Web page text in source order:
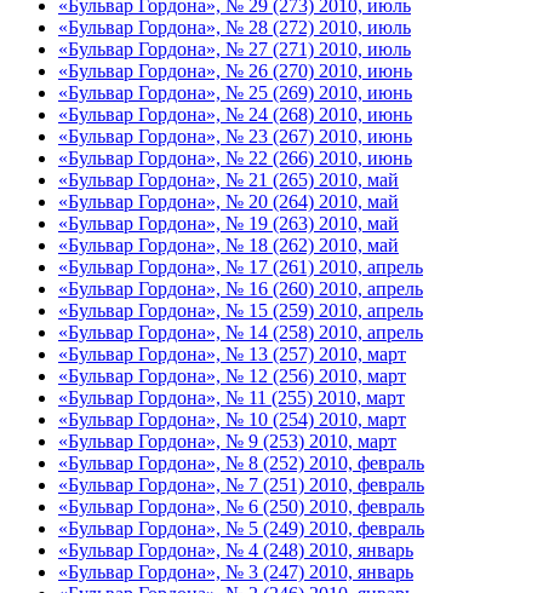
«Бульвар Гордона», № 29 (273) 2010, июль
«Бульвар Гордона», № 28 (272) 2010, июль
«Бульвар Гордона», № 27 (271) 2010, июль
«Бульвар Гордона», № 26 (270) 2010, июнь
«Бульвар Гордона», № 25 (269) 2010, июнь
«Бульвар Гордона», № 24 (268) 2010, июнь
«Бульвар Гордона», № 23 (267) 2010, июнь
«Бульвар Гордона», № 22 (266) 2010, июнь
«Бульвар Гордона», № 21 (265) 2010, май
«Бульвар Гордона», № 20 (264) 2010, май
«Бульвар Гордона», № 19 (263) 2010, май
«Бульвар Гордона», № 18 (262) 2010, май
«Бульвар Гордона», № 17 (261) 2010, апрель
«Бульвар Гордона», № 16 (260) 2010, апрель
«Бульвар Гордона», № 15 (259) 2010, апрель
«Бульвар Гордона», № 14 (258) 2010, апрель
«Бульвар Гордона», № 13 (257) 2010, март
«Бульвар Гордона», № 12 (256) 2010, март
«Бульвар Гордона», № 11 (255) 2010, март
«Бульвар Гордона», № 10 (254) 2010, март
«Бульвар Гордона», № 9 (253) 2010, март
«Бульвар Гордона», № 8 (252) 2010, февраль
«Бульвар Гордона», № 7 (251) 2010, февраль
«Бульвар Гордона», № 6 (250) 2010, февраль
«Бульвар Гордона», № 5 (249) 2010, февраль
«Бульвар Гордона», № 4 (248) 2010, январь
«Бульвар Гордона», № 3 (247) 2010, январь